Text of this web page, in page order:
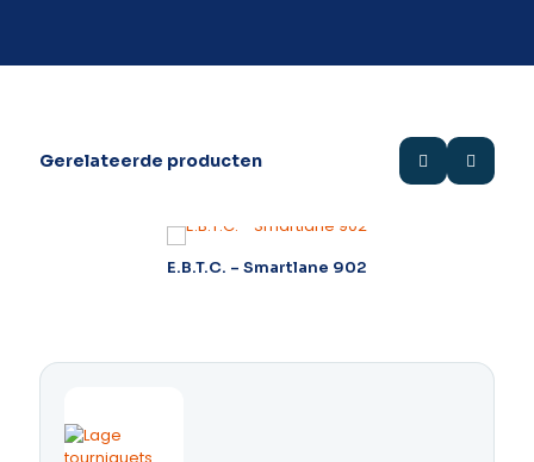
Gerelateerde producten
E.B.T.C. – Smartlane 902